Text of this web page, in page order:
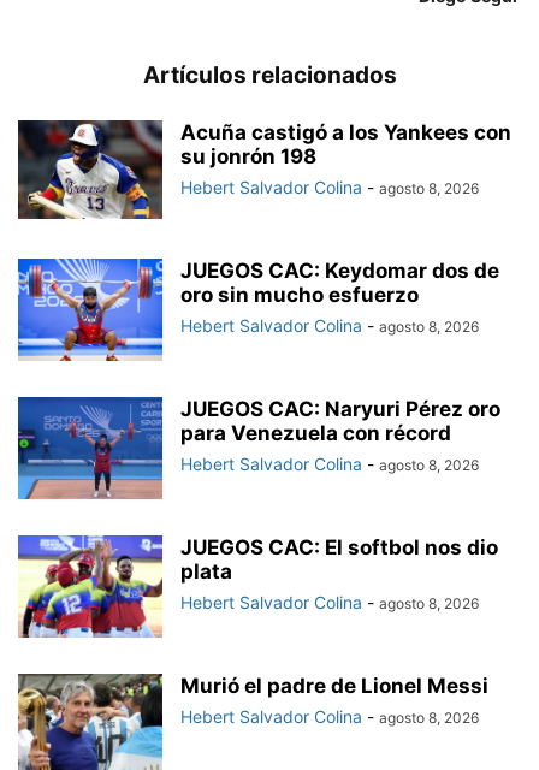
Artículos relacionados
Acuña castigó a los Yankees con
su jonrón 198
Hebert Salvador Colina - agosto 8, 2026
JUEGOS CAC: Keydomar dos de
oro sin mucho esfuerzo
Hebert Salvador Colina - agosto 8, 2026
JUEGOS CAC: Naryuri Pérez oro
para Venezuela con récord
Hebert Salvador Colina - agosto 8, 2026
JUEGOS CAC: El softbol nos dio
plata
Hebert Salvador Colina - agosto 8, 2026
Murió el padre de Lionel Messi
Hebert Salvador Colina - agosto 8, 2026